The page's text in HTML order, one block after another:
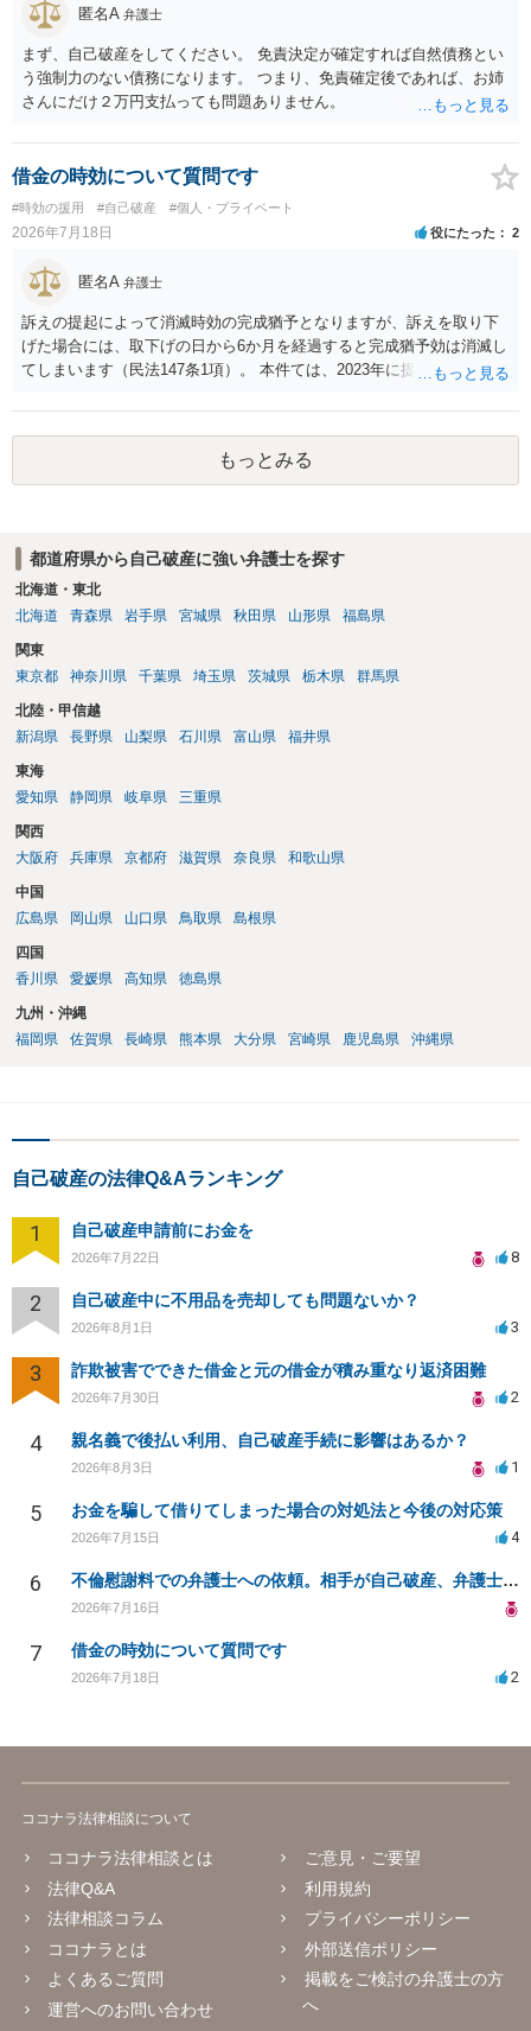
匿名A 弁護士
まず、自己破産をしてください。 免責決定が確定すれば自然債務とい
う強制力のない債務になります。 つまり、免責確定後であれば、お姉
さんにだけ２万円支払っても問題ありません。
借金の時効について質問です
#時効の援用 #自己破産 #個人・プライベート
2026年7月18日 役にたった 2
匿名A 弁護士
訴えの提起によって消滅時効の完成猶予となりますが、訴えを取り下
げた場合には、取下げの日から6か月を経過すると完成猶予効は消滅し
てしまいます（民法147条1項）。 本件ては、2023年に提訴された債権
権者については取下げ日から6か月以内に再提訴しなければやはり時効
は更新しないことになります。ただし、消滅時効の起算点は、不払い
日ではなく期限の利益喪失日（通常は所定の分割の支払期日から1～2
か月程度経過しても支払いがなければ一括返済可能という契約になっ
もっとみる
都道府県から自己破産に強い弁護士を探す
北海道・東北
北海道
青森県 岩手県 宮城県 秋田県 山形県 福島県
関東
東京都
神奈川県 千葉県 埼玉県 茨城県 栃木県 群馬県
北陸・甲信越
新潟県
長野県 山梨県 石川県 富山県 福井県
東海
愛知県
静岡県 岐阜県 三重県
関西
大阪府
兵庫県 京都府 滋賀県 奈良県 和歌山県
中国
広島県
岡山県 山口県 鳥取県 島根県
四国
香川県
愛媛県 高知県 徳島県
九州・沖縄
福岡県
佐賀県 長崎県 熊本県 大分県 宮崎県 鹿児島県 沖縄県
自己破産の法律Q&Aランキング
1 自己破産申請前にお金を
2026年7月22日 8
2 自己破産中に不用品を売却しても問題ないか？
2026年8月1日 3
3 詐欺被害でできた借金と元の借金が積み重なり返済困難
2026年7月30日 2
4 親名義で後払い利用、自己破産手続に影響はあるか？
2026年8月3日 1
5 お金を騙して借りてしまった場合の対処法と今後の対応策
2026年7月15日 4
6 不倫慰謝料での弁護士への依頼。相手が自己破産、弁護士との契約範囲は？
2026年7月16日
7 借金の時効について質問です
2026年7月18日 2
ココナラ法律相談について
ココナラ法律相談とは
法律Q&A
法律相談コラム
ココナラとは
よくあるご質問
運営へのお問い合わせ
ご意見・ご要望
利用規約
プライバシーポリシー
外部送信ポリシー
掲載をご検討の弁護士の方
へ